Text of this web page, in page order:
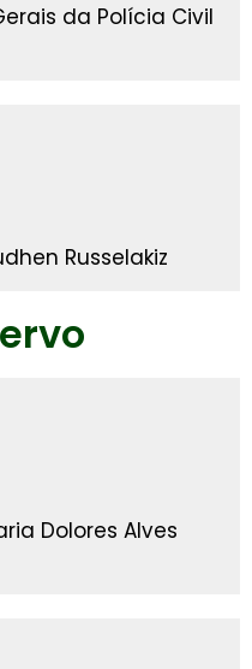
da Polícia Civil
Russelakiz
Dolores Alves